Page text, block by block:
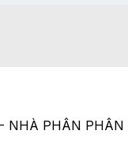
NHÀ PHÂN